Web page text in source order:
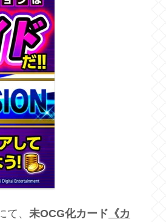
、 未OCG化カード 《カ